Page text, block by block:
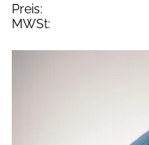
Preis:
MWSt: